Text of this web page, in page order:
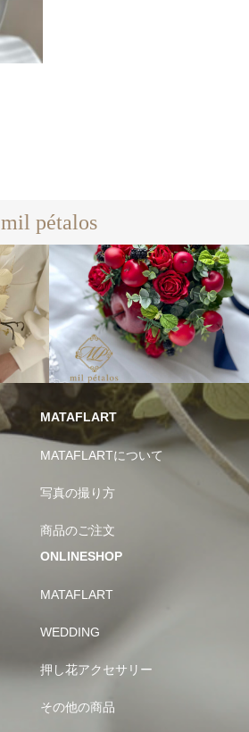
mil pétalos
MATAFLART
MATAFLARTについて
写真の撮り方
商品のご注文
ONLINESHOP
MATAFLART
WEDDING
押し花アクセサリー
その他の商品